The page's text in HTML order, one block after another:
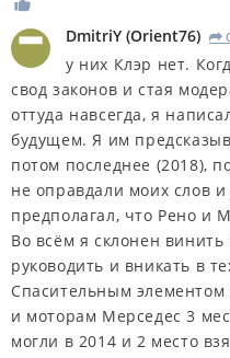
DmitriY (Orient76) R
у них Клэр нет.
свод законов и стая
оттуда навсегда, я
будущем. Я им
потом последнее (2018),
не оправдали моих слов
предполагал, что Рено и
Во всём я склонен
руководить и вникать в
Спасительным
и моторам Мерседес 3
могли в 2014 и 2 место